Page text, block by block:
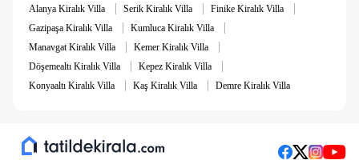
Alanya Kiralık Villa | Serik Kiralık Villa | Finike Kiralık Villa |
Gazipaşa Kiralık Villa | Kumluca Kiralık Villa |
Manavgat Kiralık Villa | Kemer Kiralık Villa |
Döşemealtı Kiralık Villa | Kepez Kiralık Villa |
Konyaaltı Kiralık Villa | Kaş Kiralık Villa | Demre Kiralık Villa